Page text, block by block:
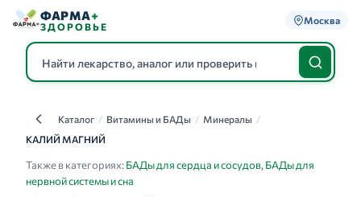
ФАРМА+
ЗДОРОВЬЕ
Москва
КаталогКаталог / Витамины и БАДы / Минералы /
КАЛИЙ МАГНИЙ
Также в категориях:БАДы для сердца и сосудов, БАДы для
нервной системы и сна